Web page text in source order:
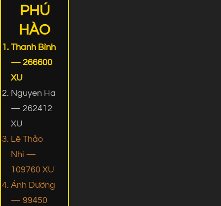
PHÚ
HÀO
Thanh Bình
— 266600
XU
Nguyen Ha
— 262412
XU
Lê Thảo
Nhi —
109760 XU
Ánh Dương
— 99450